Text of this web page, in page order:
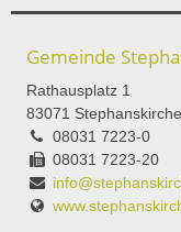
Gemeinde
Rathausplatz 1
83071
08031 7223-0
08031 7223-20